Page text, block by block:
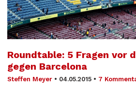
Roundtable: 5 Fragen vor
gegen Barcelona
Steffen Meyer • 04.05.2015 • 7